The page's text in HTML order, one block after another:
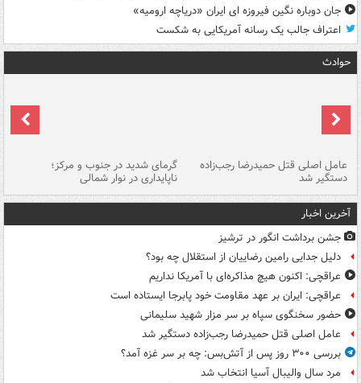
جان دوباره نگین فیروزه ای ایران «دریاچه ارومیه»
اعتراف جالب یک رسانه آمریکایی به شکست
حوادث
عامل اصلی قتل حمیدرضا رجب‌زاده
دستگیر شد
گرمای شدید در جنوب و مرکز؛
ناپایداری در نوار شمالی
آخرین اخبار
جشن برداشت انگور در ترشیز
دلیل جدایی رامین رضاییان از استقلال چه بود؟
عراقچی: اکنون هیچ مذاکره‌ای با آمریکا نداریم
عراقچی: ایران بر عهد مقاومت خود پابرجا ایستاده است
حضور سخنگوی سپاه بر سر مزار شهید سلیمانی
عامل اصلی قتل حمیدرضا رجب‌زاده دستگیر شد
بررسی ۳۰۰ روز پس از آتش‌بس: چه بر سر غزه آمد؟
مرد سال والیبال آسیا انتخاب شد